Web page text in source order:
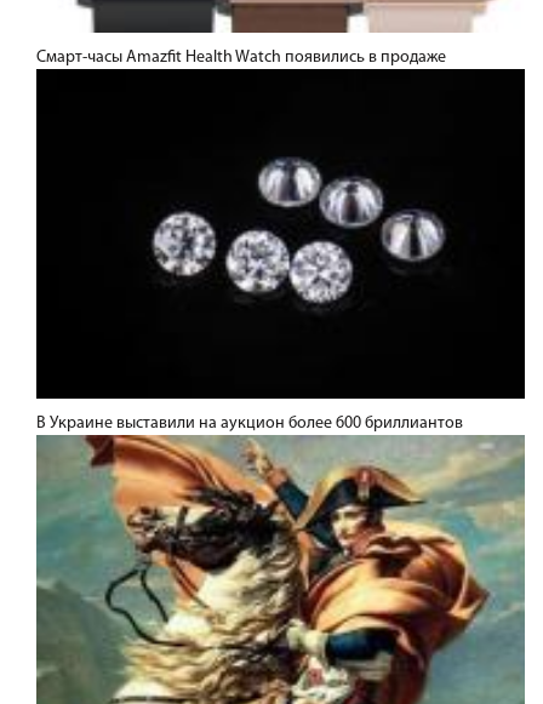
Смарт-часы Amazfit Health Watch появились в продаже
В Украине выставили на аукцион более 600 бриллиантов